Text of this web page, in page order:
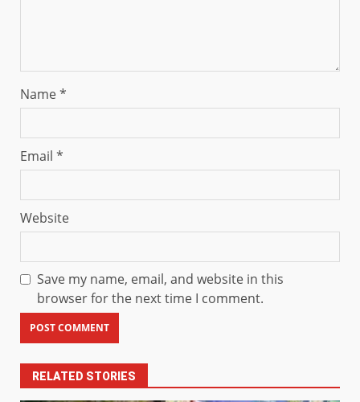
Name*
Email *
Website
Save my name, email, and website in this
browser for the next time I comment.
RELATED STORIES